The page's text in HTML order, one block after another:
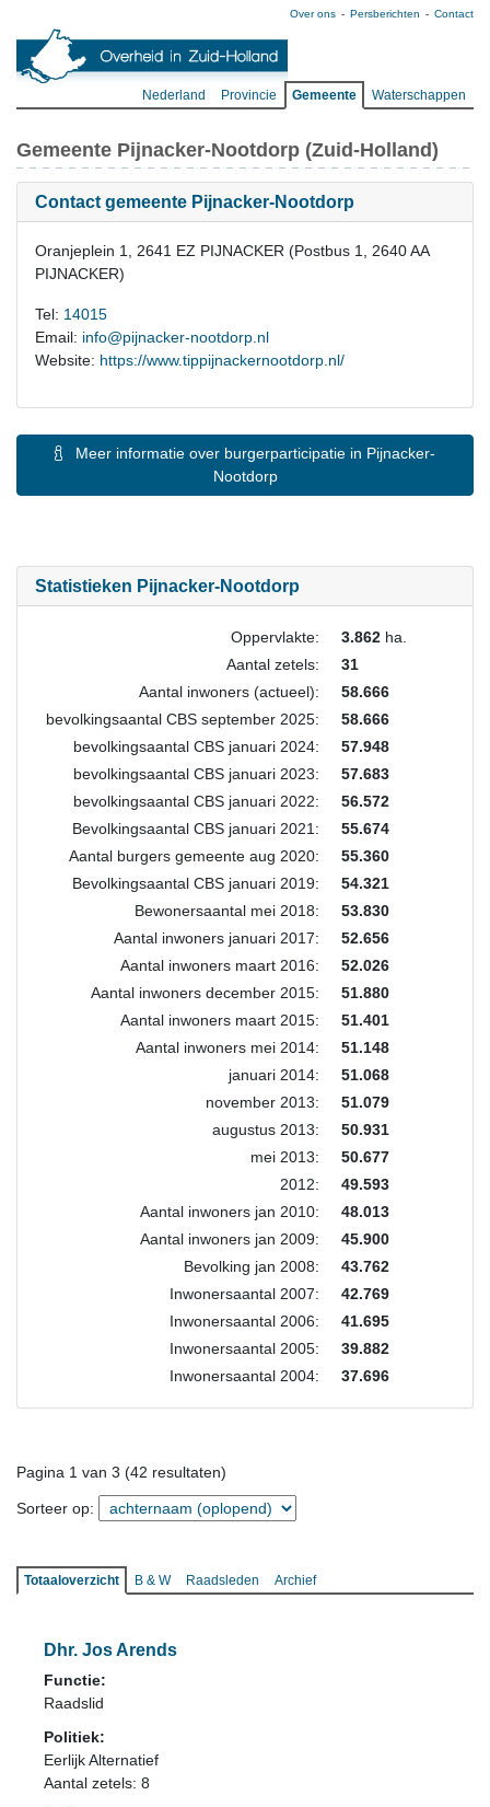
Over ons Persberichten Contact
Nederland Provincie Gemeente Waterschappen
Gemeente Pijnacker-Nootdorp (Zuid-Holland)
Contact gemeente Pijnacker-Nootdorp
Oranjeplein 1, 2641 EZ PIJNACKER (Postbus 1, 2640 AA
PIJNACKER)
Tel: 14015
Email: info@pijnacker-nootdorp.nl
Website: https://www.tippijnackernootdorp.nl/
Nootdorp
Statistieken Pijnacker-Nootdorp
Oppervlakte: 3.862 ha.
Aantal zetels:
31
Aantal inwoners (actueel):
58.666
bevolkingsaantal CBS september 2025:
58.666
bevolkingsaantal CBS januari 2024:
57.948
bevolkingsaantal CBS januari 2023:
57.683
bevolkingsaantal CBS januari 2022:
56.572
Bevolkingsaantal CBS januari 2021:
55.674
Aantal burgers gemeente aug 2020:
55.360
Bevolkingsaantal CBS januari 2019:
54.321
Bewonersaantal mei 2018:
53.830
Aantal inwoners januari 2017:
52.656
Aantal inwoners maart 2016:
52.026
Aantal inwoners december 2015:
51.880
Aantal inwoners maart 2015:
51.401
Aantal inwoners mei 2014:
51.148
januari 2014:
51.068
november 2013:
51.079
augustus 2013:
50.931
mei 2013:
50.677
2012:
49.593
Aantal inwoners jan 2010:
48.013
Aantal inwoners jan 2009:
45.900
Bevolking jan 2008:
43.762
Inwonersaantal 2007:
42.769
Inwonersaantal 2006:
41.695
Inwonersaantal 2005:
39.882
Inwonersaantal 2004:
37.696
Pagina 1 van 3 (42 resultaten)
Sorteer op:
Totaaloverzicht B & W Raadsleden Archief
Dhr. Jos Arends
Functie:
Raadslid
Politiek:
Eerlijk Alternatief
Aantal zetels: 8